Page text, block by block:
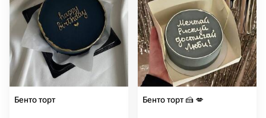
Бенто торт Бенто торт 🍰 💋